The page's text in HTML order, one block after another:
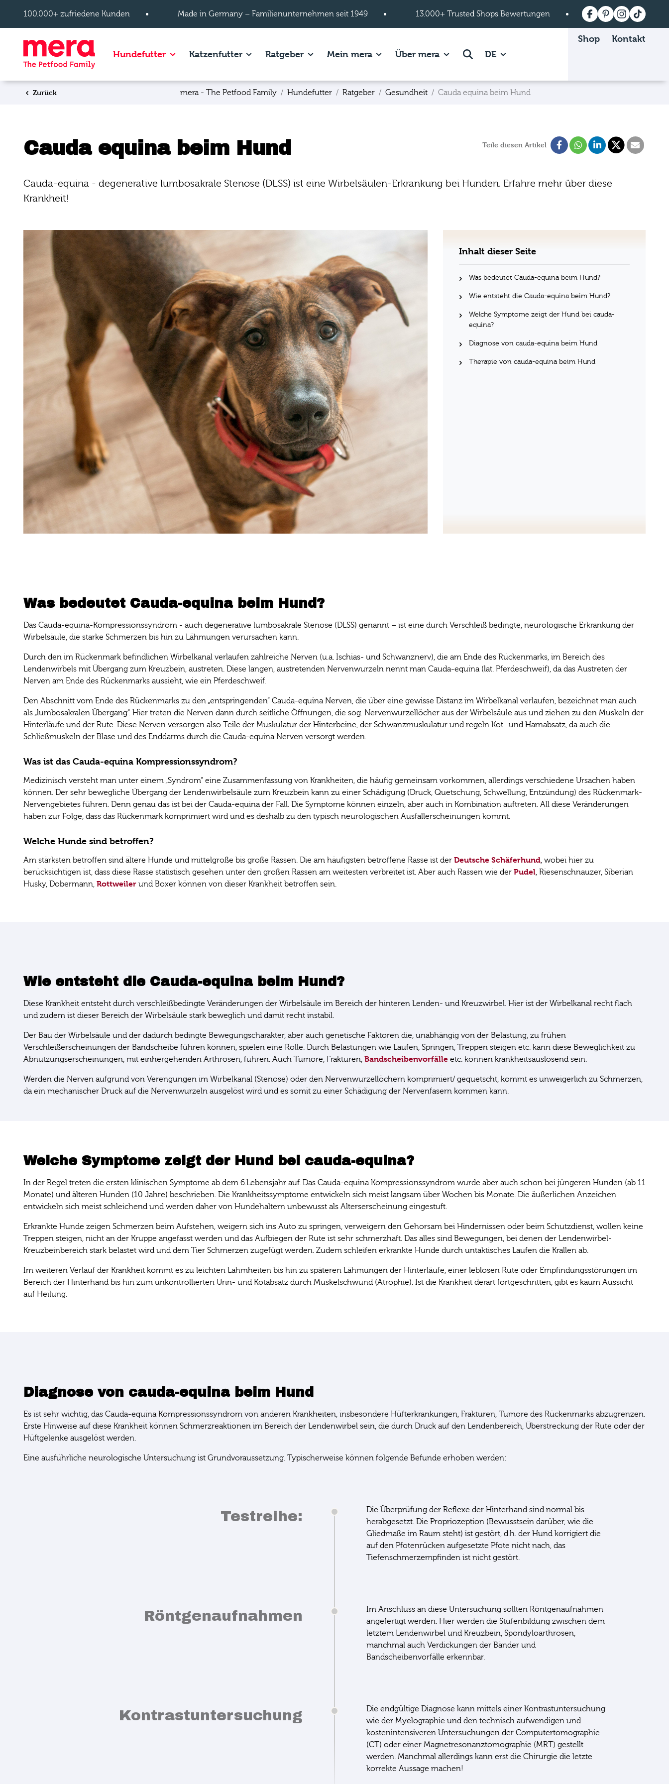
100.000+ zufriedene Kunden
Made in Germany – Familienunternehmen seit 1949 13.000+ Trusted Shops Bewertungen Versandkostenfrei
HundefutterShow subpages of Hundefutter page.
KatzenfutterShow subpages of Katzenfutter page.
RatgeberShow subpages of Ratgeber page.
Mein meraShow subpages of Mein mera page.
Über meraShow subpages of Über mera page.
Suche DE
Shop Kontakt
Zurück mera - The Petfood Family Hundefutter Ratgeber Gesundheit Cauda equina beim Hund
Teile diesen Artikel
Cauda equina beim Hund
Cauda-equina - degenerative lumbosakrale Stenose (DLSS) ist eine Wirbelsäulen-Erkrankung bei Hunden. Erfahre mehr über diese
Krankheit!
Inhalt dieser Seite
Was bedeutet Cauda-equina beim Hund?
Wie entsteht die Cauda-equina beim Hund?
Welche Symptome zeigt der Hund bei cauda-
equina?
Diagnose von cauda-equina beim Hund
Therapie von cauda-equina beim Hund
Was bedeutet Cauda-equina beim Hund?
Das Cauda-equina-Kompressionssyndrom - auch degenerative lumbosakrale Stenose (DLSS) genannt – ist eine durch Verschleiß bedingte, neurologische Erkrankung der
Wirbelsäule, die starke Schmerzen bis hin zu Lähmungen verursachen kann.
Durch den im Rückenmark befindlichen Wirbelkanal verlaufen zahlreiche Nerven (u.a. Ischias- und Schwanznerv), die am Ende des Rückenmarks, im Bereich des
Lendenwirbels mit Übergang zum Kreuzbein, austreten. Diese langen, austretenden Nervenwurzeln nennt man Cauda-equina (lat. Pferdeschweif), da das Austreten der
Nerven am Ende des Rückenmarks aussieht, wie ein Pferdeschweif.
Den Abschnitt vom Ende des Rückenmarks zu den „entspringenden“ Cauda-equina Nerven, die über eine gewisse Distanz im Wirbelkanal verlaufen, bezeichnet man auch
als „lumbosakralen Übergang“. Hier treten die Nerven dann durch seitliche Öffnungen, die sog. Nervenwurzellöcher aus der Wirbelsäule aus und ziehen zu den Muskeln der
Hinterläufe und der Rute. Diese Nerven versorgen also Teile der Muskulatur der Hinterbeine, der Schwanzmuskulatur und regeln Kot- und Harnabsatz, da auch die
Schließmuskeln der Blase und des Enddarms durch die Cauda-equina Nerven versorgt werden.
Was ist das Cauda-equina Kompressionssyndrom?
Medizinisch versteht man unter einem „Syndrom“ eine Zusammenfassung von Krankheiten, die häufig gemeinsam vorkommen, allerdings verschiedene Ursachen haben
können. Der sehr bewegliche Übergang der Lendenwirbelsäule zum Kreuzbein kann zu einer Schädigung (Druck, Quetschung, Schwellung, Entzündung) des Rückenmark-
Nervengebietes führen. Denn genau das ist bei der Cauda-equina der Fall. Die Symptome können einzeln, aber auch in Kombination auftreten. All diese Veränderungen
haben zur Folge, dass das Rückenmark komprimiert wird und es deshalb zu den typisch neurologischen Ausfallerscheinungen kommt.
Welche Hunde sind betroffen?
Am stärksten betroffen sind ältere Hunde und mittelgroße bis große Rassen. Die am häufigsten betroffene Rasse ist der Deutsche Schäferhund , wobei hier zu
berücksichtigen ist, dass diese Rasse statistisch gesehen unter den großen Rassen am weitesten verbreitet ist. Aber auch Rassen wie der Pudel , Riesenschnauzer, Siberian
Husky, Dobermann, Rottweiler und Boxer können von dieser Krankheit betroffen sein.
Wie entsteht die Cauda-equina beim Hund?
Diese Krankheit entsteht durch verschleißbedingte Veränderungen der Wirbelsäule im Bereich der hinteren Lenden- und Kreuzwirbel. Hier ist der Wirbelkanal recht flach
und zudem ist dieser Bereich der Wirbelsäule stark beweglich und damit recht instabil.
Der Bau der Wirbelsäule und der dadurch bedingte Bewegungscharakter, aber auch genetische Faktoren die, unabhängig von der Belastung, zu frühen
Verschleißerscheinungen der Bandscheibe führen können, spielen eine Rolle. Durch Belastungen wie Laufen, Springen, Treppen steigen etc. kann diese Beweglichkeit zu
Abnutzungserscheinungen, mit einhergehenden Arthrosen, führen. Auch Tumore, Frakturen, Bandscheibenvorfälle etc. können krankheitsauslösend sein.
Werden die Nerven aufgrund von Verengungen im Wirbelkanal (Stenose) oder den Nervenwurzellöchern komprimiert/ gequetscht, kommt es unweigerlich zu Schmerzen,
da ein mechanischer Druck auf die Nervenwurzeln ausgelöst wird und es somit zu einer Schädigung der Nervenfasern kommen kann.
Welche Symptome zeigt der Hund bei cauda-equina?
In der Regel treten die ersten klinischen Symptome ab dem 6.Lebensjahr auf. Das Cauda-equina Kompressionssyndrom wurde aber auch schon bei jüngeren Hunden (ab 11
Monate) und älteren Hunden (10 Jahre) beschrieben. Die Krankheitssymptome entwickeln sich meist langsam über Wochen bis Monate. Die äußerlichen Anzeichen
entwickeln sich meist schleichend und werden daher von Hundehaltern unbewusst als Alterserscheinung eingestuft.
Erkrankte Hunde zeigen Schmerzen beim Aufstehen, weigern sich ins Auto zu springen, verweigern den Gehorsam bei Hindernissen oder beim Schutzdienst, wollen keine
Treppen steigen, nicht an der Kruppe angefasst werden und das Aufbiegen der Rute ist sehr schmerzhaft. Das alles sind Bewegungen, bei denen der Lendenwirbel-
Kreuzbeinbereich stark belastet wird und dem Tier Schmerzen zugefügt werden. Zudem schleifen erkrankte Hunde durch untaktisches Laufen die Krallen ab.
Im weiteren Verlauf der Krankheit kommt es zu leichten Lahmheiten bis hin zu späteren Lähmungen der Hinterläufe, einer leblosen Rute oder Empfindungsstörungen im
Bereich der Hinterhand bis hin zum unkontrollierten Urin- und Kotabsatz durch Muskelschwund (Atrophie). Ist die Krankheit derart fortgeschritten, gibt es kaum Aussicht
auf Heilung.
Diagnose von cauda-equina beim Hund
Es ist sehr wichtig, das Cauda-equina Kompressionssyndrom von anderen Krankheiten, insbesondere Hüfterkrankungen, Frakturen, Tumore des Rückenmarks abzugrenzen.
Erste Hinweise auf diese Krankheit können Schmerzreaktionen im Bereich der Lendenwirbel sein, die durch Druck auf den Lendenbereich, Überstreckung der Rute oder der
Hüftgelenke ausgelöst werden.
Eine ausführliche neurologische Untersuchung ist Grundvoraussetzung. Typischerweise können folgende Befunde erhoben werden:
Testreihe:
Die Überprüfung der Reflexe der Hinterhand sind normal bis
herabgesetzt. Die Propriozeption (Bewusstsein darüber, wie die
Gliedmaße im Raum steht) ist gestört, d.h. der Hund korrigiert die
auf den Pfotenrücken aufgesetzte Pfote nicht nach, das
Tiefenschmerzempfinden ist nicht gestört.
Röntgenaufnahmen
Im Anschluss an diese Untersuchung sollten Röntgenaufnahmen
angefertigt werden. Hier werden die Stufenbildung zwischen dem
letztem Lendenwirbel und Kreuzbein, Spondyloarthrosen,
manchmal auch Verdickungen der Bänder und
Bandscheibenvorfälle erkennbar.
Kontrastuntersuchung
Die endgültige Diagnose kann mittels einer Kontrastuntersuchung
wie der Myelographie und den technisch aufwendigen und
kostenintensiveren Untersuchungen der Computertomographie
(CT) oder einer Magnetresonanztomographie (MRT) gestellt
werden. Manchmal allerdings kann erst die Chirurgie die letzte
korrekte Aussage machen!